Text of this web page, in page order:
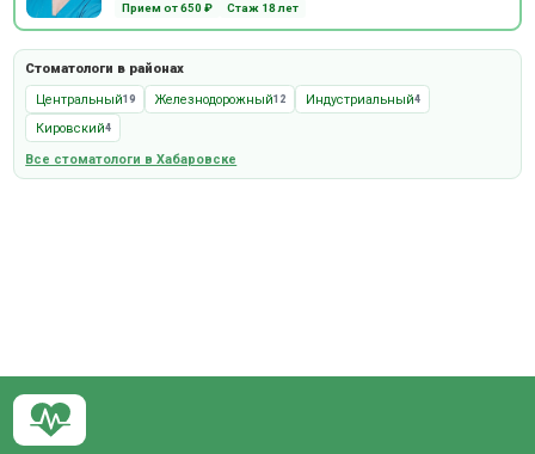
Прием от 650 ₽ Стаж 18 лет
Стоматологи в районах
Центральный19 Железнодорожный12 Индустриальный4
Кировский4
Все стоматологи в Хабаровске